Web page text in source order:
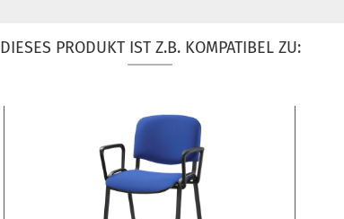
DIESES PRODUKT IST Z.B. KOMPATIBEL ZU: